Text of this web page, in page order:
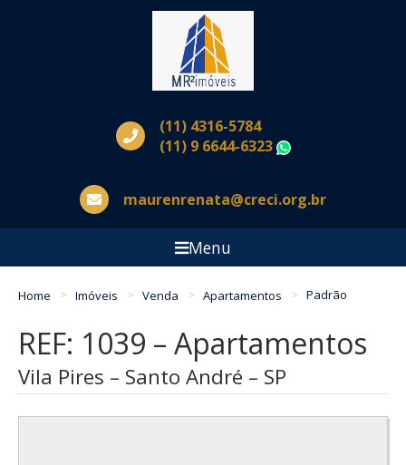
(11) 4316-5784
(11) 9 6644-6323
maurenrenata@creci.org.br
Menu
Home Imóveis Venda Apartamentos Padrão
REF: 1039 – Apartamentos
Vila Pires – Santo André – SP